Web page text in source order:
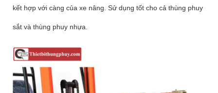
kết hợp với càng của xe nâng. Sử dụng tốt cho cả thùng phuy
sắt và thùng phuy nhựa.